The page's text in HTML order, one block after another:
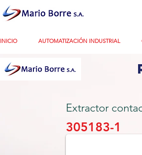
INICIO AUTOMATIZACIÓN INDUSTRIAL
Extractor
305183-1